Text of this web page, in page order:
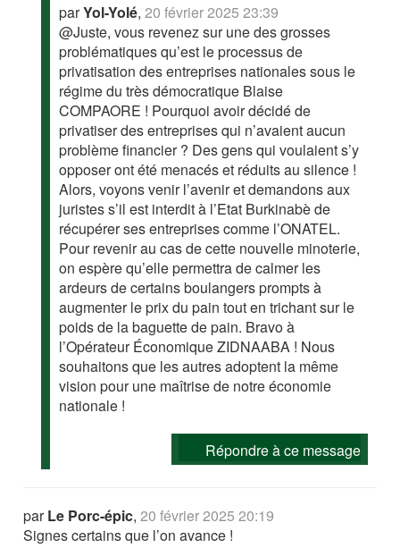
parYol-Yolé,20 février 2025 23:39
@Juste, vous revenez sur une des grosses
problématiques qu’est le processus de
privatisation des entreprises nationales sous le
régime du très démocratique Blaise
COMPAORE ! Pourquoi avoir décidé de
privatiser des entreprises qui n’avaient aucun
problème financier ? Des gens qui voulaient s’y
opposer ont été menacés et réduits au silence !
Alors, voyons venir l’avenir et demandons aux
juristes s’il est interdit à l’Etat Burkinabè de
récupérer ses entreprises comme l’ONATEL.
Pour revenir au cas de cette nouvelle minoterie,
on espère qu’elle permettra de calmer les
ardeurs de certains boulangers prompts à
augmenter le prix du pain tout en trichant sur le
poids de la baguette de pain. Bravo à
l’Opérateur Économique ZIDNAABA ! Nous
souhaitons que les autres adoptent la même
vision pour une maîtrise de notre économie
nationale !
Répondre à ce message
parLe Porc-épic,20 février 2025 20:19
Signes certains que l’on avance !